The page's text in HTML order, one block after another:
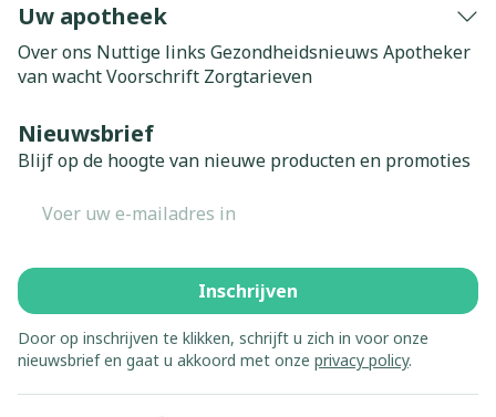
Uw apotheek
Over ons Nuttige links Gezondheidsnieuws Apotheker
van wachtVoorschrift Zorgtarieven
Nieuwsbrief
Blijf op de hoogte van nieuwe producten en promoties
Inschrijven
Door op inschrijven te klikken, schrijft u zich in voor onze
nieuwsbrief en gaat u akkoord met onze privacy policy.